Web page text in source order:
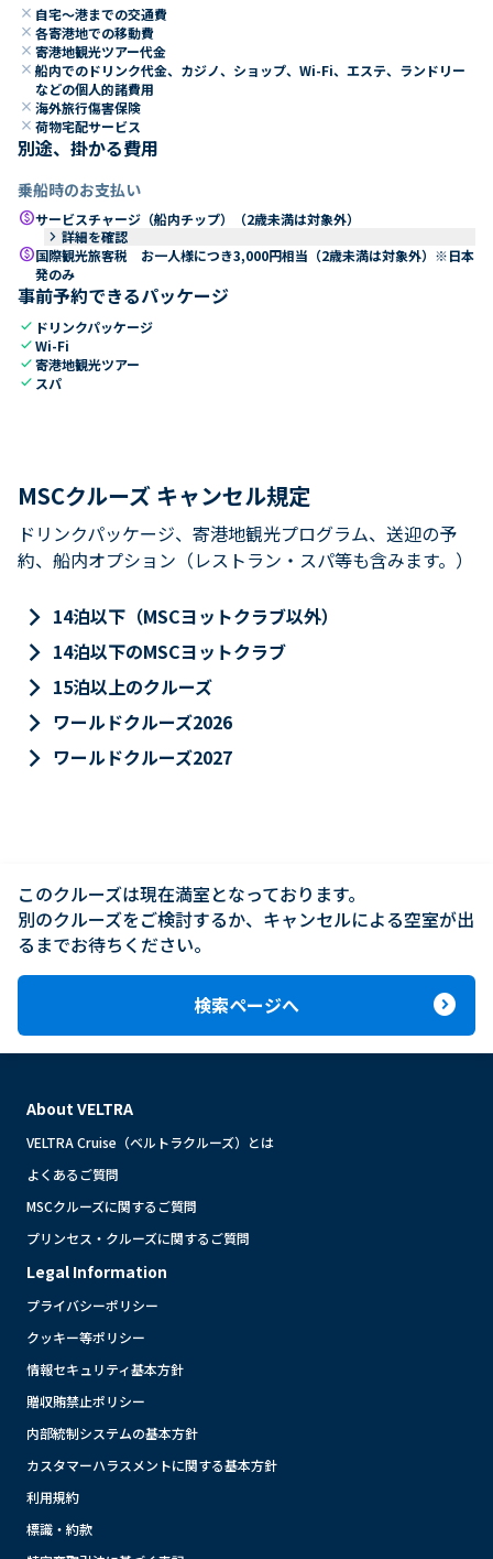
close 自宅～港までの交通費
close 各寄港地での移動費
close 寄港地観光ツアー代金
close 船内でのドリンク代金、カジノ、ショップ、Wi-Fi、エステ、ランドリー
などの個人的諸費用
close 海外旅行傷害保険
close 荷物宅配サービス
別途、掛かる費用
乗船時のお支払い
paidサービスチャージ（船内チップ）（2歳未満は対象外）
keyboard_arrow_right 詳細を確認
paid国際観光旅客税 お一人様につき3,000円相当（2歳未満は対象外）※日本
発のみ
事前予約できるパッケージ
check ドリンクパッケージ
checkWi-Fi
check寄港地観光ツアー
check スパ
MSCクルーズ キャンセル規定
ドリンクパッケージ、寄港地観光プログラム、送迎の予
約、船内オプション（レストラン・スパ等も含みます。）
keyboard_arrow_right 14泊以下（MSCヨットクラブ以外）
keyboard_arrow_right 14泊以下のMSCヨットクラブ
keyboard_arrow_right 15泊以上のクルーズ
keyboard_arrow_right ワールドクルーズ2026
keyboard_arrow_right ワールドクルーズ2027
このクルーズは現在満室となっております。
別のクルーズをご検討するか、キャンセルによる空室が出
るまでお待ちください。
検索ページへ expand_circle_right
About VELTRA
VELTRA Cruise（ベルトラクルーズ）とは
よくあるご質問
MSCクルーズに関するご質問
プリンセス・クルーズに関するご質問
Legal Information
プライバシーポリシー
クッキー等ポリシー
情報セキュリティ基本方針
贈収賄禁止ポリシー
内部統制システムの基本方針
カスタマーハラスメントに関する基本方針
利用規約
標識・約款